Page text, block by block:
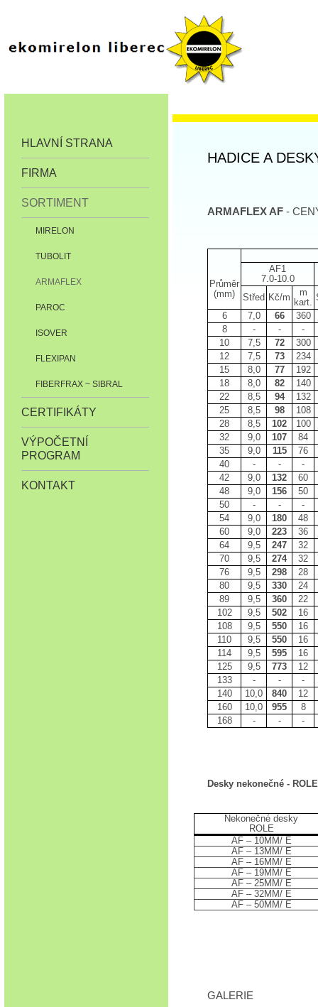
HLAVNÍ STRANA
FIRMA
SORTIMENT
MIRELON
TUBOLIT
ARMAFLEX
PAROC
ISOVER
FLEXIPAN
FIBERFRAX ~ SIBRAL
CERTIFIKÁTY
VÝPOČETNÍ
PROGRAM
KONTAKT
HADICE A
ARMAFLEX AF -
Průměr
(mm)
AF1
7.0-10.0
Střed Kč/m
m
kart.
6
7,0 66
360
8
- -
-
10
7,5 72
300
12
7,5 73
234
15
8,0 77
192
18
8,0 82
140
22
8,5 94
132
25
8,5 98
108
28
8,5 102
100
32
9,0 107
84
35
9,0 115
76
40
- -
-
42
9,0 132
60
48
9,0 156
50
50
- -
-
54
9,0 180
48
60
9,0 223
36
64
9,5 247
32
70
9,5 274
32
76
9,5 298
28
80
9,5 330
24
89
9,5 360
22
102
9,5 502
16
108
9,5 550
16
110
9,5 550
16
114
9,5 595
16
125
9,5 773
12
133
- -
-
140
10,0 840
12
160
10,0 955
8
168
- - -
Desky nekonečné -
Nekonečné desky
ROLE
AF – 10MM/ E
AF – 13MM/ E
AF – 16MM/ E
AF – 19MM/ E
AF – 25MM/ E
AF – 32MM/ E
AF – 50MM/ E
GALERIE